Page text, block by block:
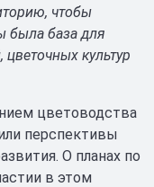
чтобы
была база для
культур
цветоводства
перспективы
О планах по
в этом